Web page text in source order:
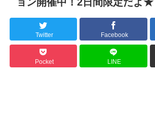
Twitter Facebook
Pocket LINE